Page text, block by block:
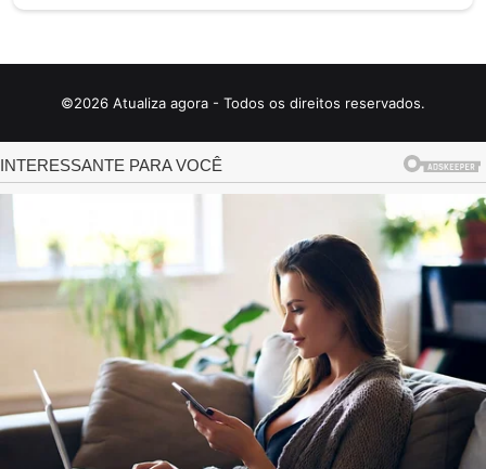
©2026 Atualiza agora - Todos os direitos reservados.